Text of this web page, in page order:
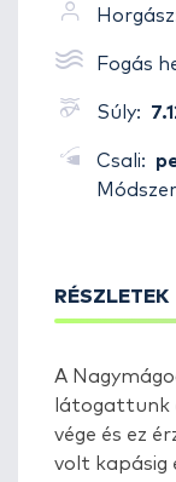
Fogás
Súly:
Csali:
RÉSZLETEK
A
látogattunk
vége és ez
volt kapásig